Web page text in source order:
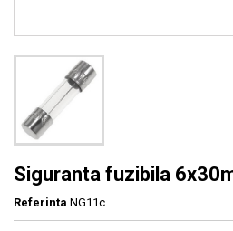
Siguranta fuzibila
Referinta NG11c